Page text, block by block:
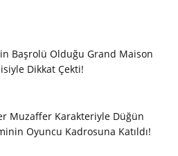
Başrolü Olduğu Grand Maison
Dikkat Çekti!
Muzaffer Karakteriyle Düğün
Oyuncu Kadrosuna Katıldı!